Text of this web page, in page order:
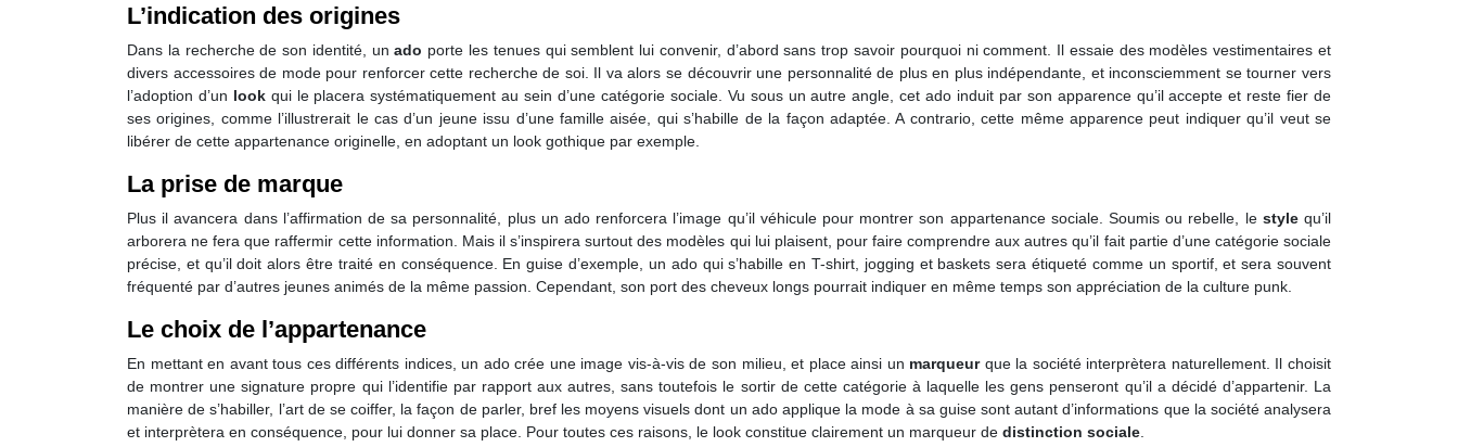
L’indication des origines
Dans la recherche de son identité, unado porte les tenues qui semblent lui convenir, d’abord sans trop savoir pourquoi ni comment. Il essaie des modèles vestimentaires et
divers accessoires de mode pour renforcer cette recherche de soi. Il va alors se découvrir une personnalité de plus en plus indépendante, et inconsciemment se tourner vers
l’adoption d’un lookqui le placera systématiquement au sein d’une catégorie sociale. Vu sous un autre angle, cet ado induit par son apparence qu’il accepte et reste fier de
ses origines, comme l’illustrerait le cas d’un jeune issu d’une famille aisée, qui s’habille de la façon adaptée. A contrario, cette même apparence peut indiquer qu’il veut se
libérer de cette appartenance originelle, en adoptant un look gothique par exemple.
La prise de marque
Plus il avancera dans l’affirmation de sa personnalité, plus un ado renforcera l’image qu’il véhicule pour montrer son appartenance sociale. Soumis ou rebelle, le stylequ’il
arborera ne fera que raffermir cette information. Mais il s’inspirera surtout des modèles qui lui plaisent, pour faire comprendre aux autres qu’il fait partie d’une catégorie sociale
précise, et qu’il doit alors être traité en conséquence. En guise d’exemple, un ado qui s’habille en T-shirt, jogging et baskets sera étiqueté comme un sportif, et sera souvent
fréquenté par d’autres jeunes animés de la même passion. Cependant, son port des cheveux longs pourrait indiquer en même temps son appréciation de la culture punk.
Le choix de l’appartenance
En mettant en avant tous ces différents indices, un ado crée une image vis-à-vis de son milieu, et place ainsi un marqueurque la société interprètera naturellement. Il choisit
de montrer une signature propre qui l’identifie par rapport aux autres, sans toutefois le sortir de cette catégorie à laquelle les gens penseront qu’il a décidé d’appartenir. La
manière de s’habiller, l’art de se coiffer, la façon de parler, bref les moyens visuels dont un ado applique la mode à sa guise sont autant d’informations que la société analysera
et interprètera en conséquence, pour lui donner sa place. Pour toutes ces raisons, le look constitue clairement un marqueur de distinction sociale